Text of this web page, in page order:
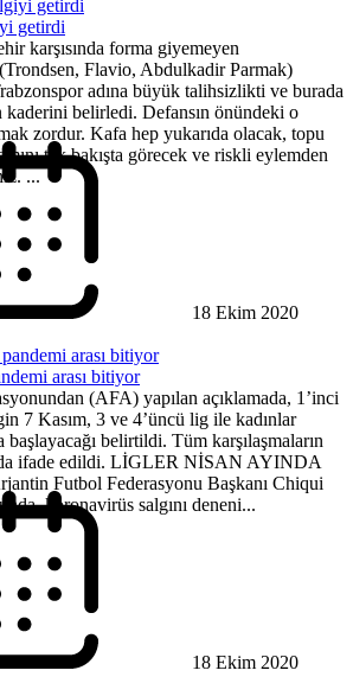
getirdi
karşısında forma giyemeyen
Flavio, Abdulkadir Parmak)
adına büyük talihsizlikti ve burada
kaderini belirledi. Defansın önündeki o
zordur. Kafa hep yukarıda olacak, topu
tek bakışta görecek ve riskli eylemden
...
18 Ekim 2020
arası bitiyor
(AFA) yapılan açıklamada, 1’inci
7 Kasım, 3 ve 4’üncü lig ile kadınlar
başlayacağı belirtildi. Tüm karşılaşmaların
da ifade edildi. LİGLER NİSAN AYINDA
Futbol Federasyonu Başkanı Chiqui
koronavirüs salgını deneni...
18 Ekim 2020